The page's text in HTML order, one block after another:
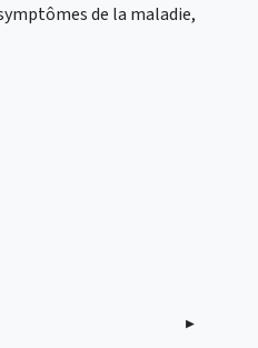
de la maladie,